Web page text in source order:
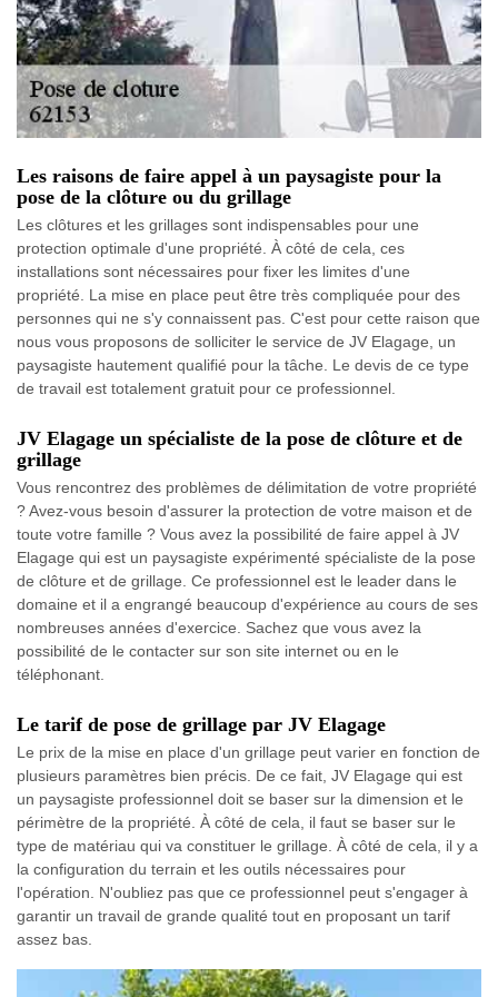
Les raisons de faire appel à un paysagiste pour la
pose de la clôture ou du grillage
Les clôtures et les grillages sont indispensables pour une
protection optimale d'une propriété. À côté de cela, ces
installations sont nécessaires pour fixer les limites d'une
propriété. La mise en place peut être très compliquée pour des
personnes qui ne s'y connaissent pas. C'est pour cette raison que
nous vous proposons de solliciter le service de JV Elagage, un
paysagiste hautement qualifié pour la tâche. Le devis de ce type
de travail est totalement gratuit pour ce professionnel.
JV Elagage un spécialiste de la pose de clôture et de
grillage
Vous rencontrez des problèmes de délimitation de votre propriété
? Avez-vous besoin d'assurer la protection de votre maison et de
toute votre famille ? Vous avez la possibilité de faire appel à JV
Elagage qui est un paysagiste expérimenté spécialiste de la pose
de clôture et de grillage. Ce professionnel est le leader dans le
domaine et il a engrangé beaucoup d'expérience au cours de ses
nombreuses années d'exercice. Sachez que vous avez la
possibilité de le contacter sur son site internet ou en le
téléphonant.
Le tarif de pose de grillage par JV Elagage
Le prix de la mise en place d'un grillage peut varier en fonction de
plusieurs paramètres bien précis. De ce fait, JV Elagage qui est
un paysagiste professionnel doit se baser sur la dimension et le
périmètre de la propriété. À côté de cela, il faut se baser sur le
type de matériau qui va constituer le grillage. À côté de cela, il y a
la configuration du terrain et les outils nécessaires pour
l'opération. N'oubliez pas que ce professionnel peut s'engager à
garantir un travail de grande qualité tout en proposant un tarif
assez bas.